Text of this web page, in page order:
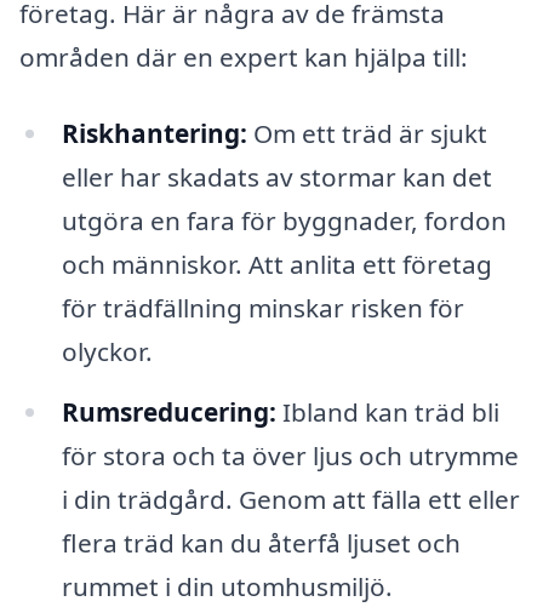
företag. Här är några av de främsta
områden där en expert kan hjälpa till:
Riskhantering: Om ett träd är sjukt
eller har skadats av stormar kan det
utgöra en fara för byggnader, fordon
och människor. Att anlita ett företag
för trädfällning minskar risken för
olyckor.
Rumsreducering: Ibland kan träd bli
för stora och ta över ljus och utrymme
i din trädgård. Genom att fälla ett eller
flera träd kan du återfå ljuset och
rummet i din utomhusmiljö.